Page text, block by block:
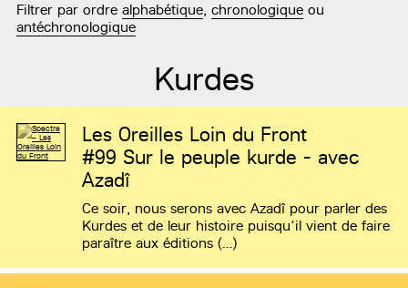
Filtrer par ordrealphabétique,chronologique ou
antéchronologique
Kurdes
Les Oreilles Loin du Front
#99 Sur le peuple kurde - avec
Azadî
Ce soir, nous serons avec Azadî pour parler des
Kurdes et de leur histoire puisqu’il vient de faire
paraître aux éditions (…)